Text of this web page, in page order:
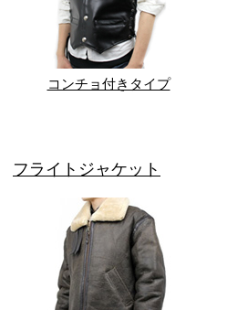
コンチョ付きタイプ
フライトジャケット